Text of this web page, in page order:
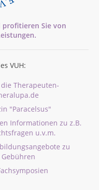
profitieren Sie von
VUH:
Therapeuten-
"Paracelsus"
Informationen zu z.B.
u.v.m.
zu